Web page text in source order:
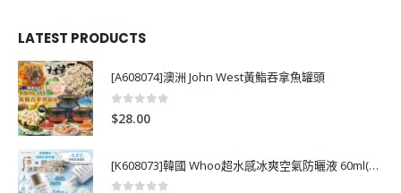
LATEST PRODUCTS
[A608074]澳洲 John West黃鮨吞拿魚罐頭
0
$28.00
[K608073]韓國 Whoo超水感冰爽空氣防曬液 60ml(送13ml*4支)